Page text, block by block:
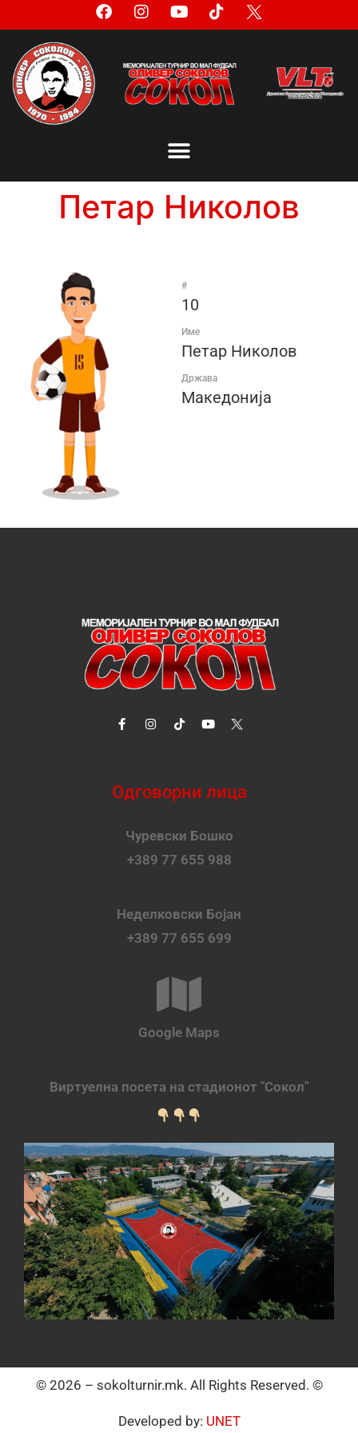
Петар Николов
#
10
Име
Петар Николов
Држава
Македонија
Одговорни лица
Чуревски Бошко
+389 77 655 988
Неделковски Бојан
+389 77 655 699
Google Maps
Виртуелна посета на стадионот "Сокол"
© 2026 – sokolturnir.mk. All Rights Reserved. ©
Developed by: UNET